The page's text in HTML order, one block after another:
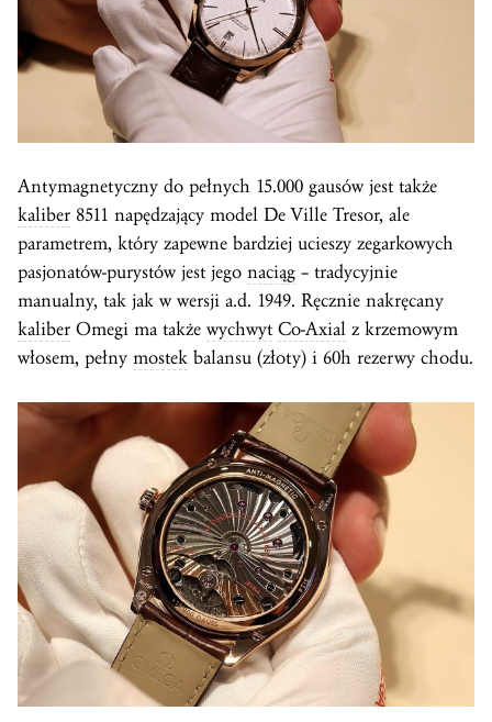
Antymagnetyczny do pełnych 15.000 gausów jest także
kaliber 8511 napędzający model De Ville Tresor, ale
parametrem, który zapewne bardziej ucieszy zegarkowych
pasjonatów-purystów jest jego naciąg – tradycyjnie
manualny, tak jak w wersji a.d. 1949. Ręcznie nakręcany
kaliber Omegi ma także wychwyt Co-Axial z krzemowym
włosem, pełny mostek balansu (złoty) i 60h rezerwy chodu.